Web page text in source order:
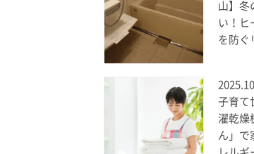
山】冬
い！ヒ
を防ぐ
子育て
濯乾燥
ん」で